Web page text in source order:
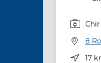
8
17